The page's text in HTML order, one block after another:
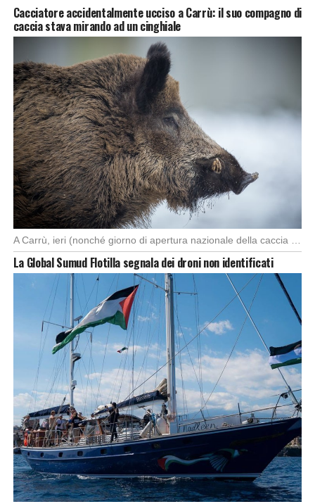
Cacciatore accidentalmente ucciso a Carrù: il suo compagno di
caccia stava mirando ad un cinghiale
La Global Sumud Flotilla segnala dei droni non identificati